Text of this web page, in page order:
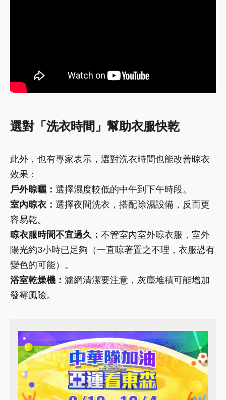
選對「洗衣時間」幫助衣服快乾
此外，也有專家表示，選對洗衣時間也能改善晾衣
效果：
戶外晾曬： 選擇濕度較低的中午到下午時段。
室內晾衣： 選擇夜間洗衣，搭配除濕設備，反而更
容易乾。
晾衣服時間不宜過久： 不管室內室外晾衣服，室外
陽光約3小時已足夠（一直晾著置之不理，衣服恐有
變色的可能）。
浴室乾燥機： 濾網清潔要注意，灰塵堆積可能增加
發霉風險。